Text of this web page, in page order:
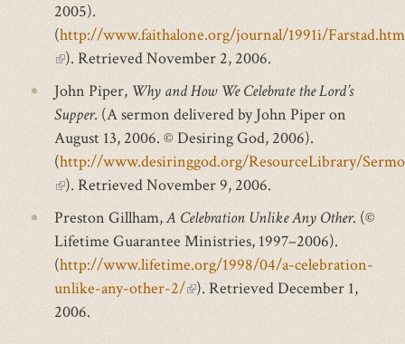
2005).
(http://www.faithalone.org/journal/1991i/
(внешняя
ссылка)
). Retrieved November 2, 2006.
John Piper, Why and How We Celebrate the Lord’s
Supper. (A sermon delivered by John Piper on
August 13, 2006. © Desiring God, 2006).
(http://www.desiringgod.org/ResourceLibrary/
(внешняя
ссылка)
). Retrieved November 9, 2006.
Preston Gillham,A Celebration Unlike Any Other. (©
Lifetime Guarantee Ministries, 1997–2006).
(http://www.lifetime.org/1998/04/a-celebration-
unlike-any-other-2/(внешняя). Retrieved December 1,
2006.